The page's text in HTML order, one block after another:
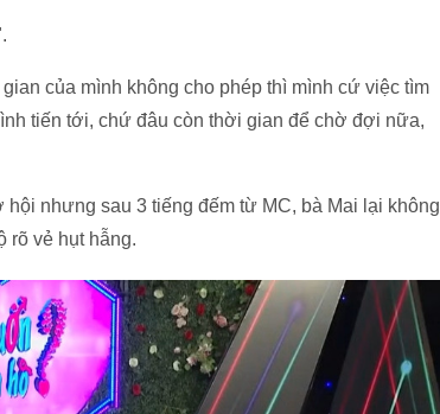
của mình không cho phép thì mình cứ việc tìm
tiến tới, chứ đâu còn thời gian để chờ đợi nữa,
nhưng sau 3 tiếng đếm từ MC, bà Mai lại không
rõ vẻ hụt hẫng.